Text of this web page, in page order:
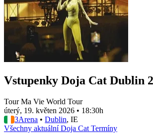
Vstupenky Doja Cat Dublin
Tour Ma Vie World Tour
úterý, 19. květen 2026 • 18:30h
3Arena • Dublin, IE
Všechny aktuální Doja Cat Termíny